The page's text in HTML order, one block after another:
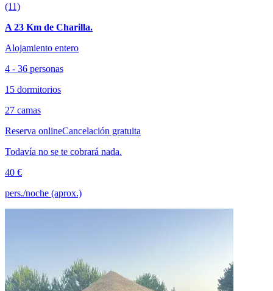
(11)
A 23 Km de Charilla.
Alojamiento entero
4 - 36 personas
15 dormitorios
27 camas
Reserva onlineCancelación gratuita
Todavía no se te cobrará nada.
40 €
pers./noche (aprox.)